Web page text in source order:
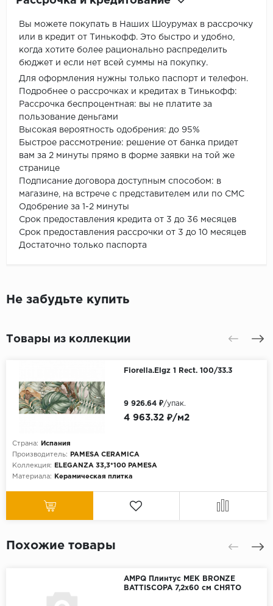
Вы можете покупать в Наших Шоурумах в рассрочку
или в кредит от Тинькофф. Это быстро и удобно,
когда хотите более рационально распределить
бюджет и если нет всей суммы на покупку.
Для оформления нужны только паспорт и телефон.
Подробнее о рассрочках и кредитах в Тинькофф:
Рассрочка беспроцентная: вы не платите за
пользование деньгами
Высокая вероятность одобрения: до 95%
Быстрое рассмотрение: решение от банка придет
вам за 2 минуты прямо в форме заявки на той же
странице
Подписание договора доступным способом: в
магазине, на встрече с представителем или по СМС
Одобрение за 1-2 минуты
Срок предоставления кредита от 3 до 36 месяцев
Срок предоставления рассрочки от 3 до 10 месяцев
Достаточно только паспорта
Не забудьте купить
Товары из коллекции
Fiorella.Elgz 1 Rect. 100/33.3
Страна:
Испания
Производитель:
PAMESA CERAMICA
Коллекция:
ELEGANZA 33,3*100 PAMESA
Материала:
Керамическая плитка
4 963.32 ₽/м2
9 926.64 ₽/упак.
Похожие товары
AMPQ Плинтус MEK BRONZE
BATTISCOPA 7,2x60 см СНЯТО